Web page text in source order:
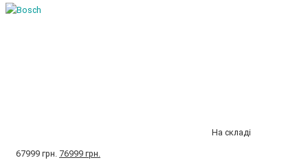
На складі
67999 грн. 76999 грн.